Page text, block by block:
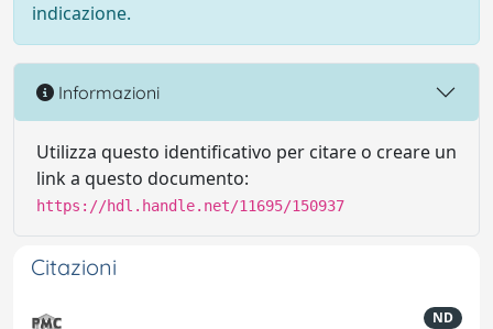
indicazione.
Informazioni
Utilizza questo identificativo per citare o creare un
link a questo documento:
https://hdl.handle.net/11695/150937
Citazioni
ND